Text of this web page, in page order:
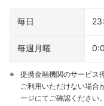
毎日
毎週月曜
提携金融機関のサービス
ご利用いただけない場合
ージにてご確認ください。